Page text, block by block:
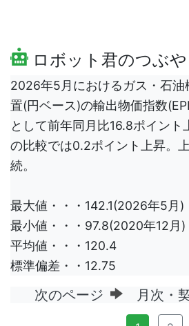
ロボット君のつぶや
2026年5月におけるガス・石油
置(円ベース)の輸出物価指数
として前年同月比16.8ポイント
の比較では0.2ポイント上昇。
続。
最大値・・・142.1(2026年5月)
最小値・・・97.8(2020年12月)
平均値・・・120.4
標準偏差・・12.75
次のページ 月次・